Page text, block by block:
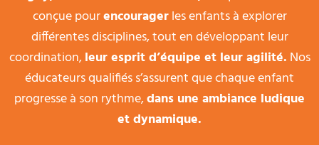
conçue pourencouragerles enfants à explorer
différentes disciplines, tout en développant leur
coordination,leur esprit d’équipe et leur agilité. Nos
éducateurs qualifiés s’assurent que chaque enfant
progresse à son rythme,dans une ambiance ludique
et dynamique.